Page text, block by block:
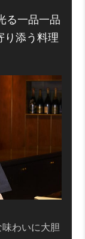
る一品一品
り添う料理
わいに大胆